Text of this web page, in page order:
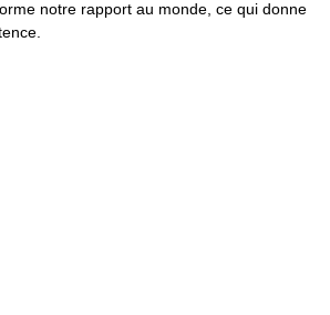
notre rapport au monde, ce qui donne